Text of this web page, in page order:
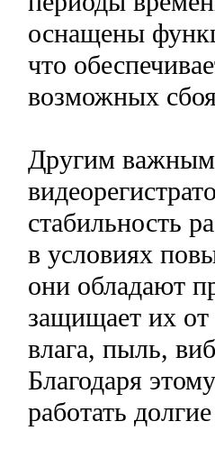
оснащены
что
возможных
Другим
стабильность
в условиях
они обладают
защищает их от
влага, пыль,
Благодаря
работать